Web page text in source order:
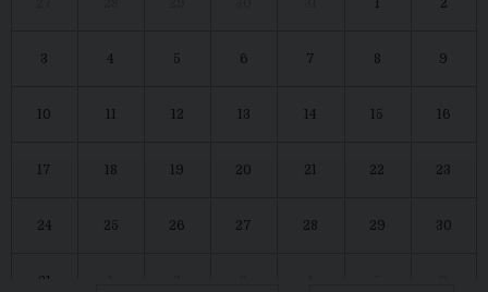
3 4 5 6 7 8 9
10 11 12 13 14 15 16
17 18 19 20 21 22 23
24 25 26 27 28 29 30
31